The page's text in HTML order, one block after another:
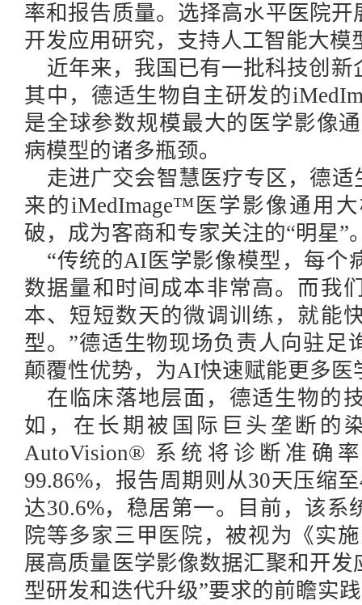
率和报告质量。选择高水平医院
开发应用研究，支持人工智能大模
近年来，我国已有一批科技创新
其中，德适生物自主研发的
是全球参数规模最大的医学影像
病模型的诸多瓶颈。
走进广交会智慧医疗专区，德
来的iMedImage™医学影像通用
破，成为客商和专家关注的“明星”
“传统的AI医学影像模型，每个
数据量和时间成本非常高。而我
本、短短数天的微调训练，就能
型。”德适生物现场负责人向驻足
颠覆性优势， 为AI快速赋能更多医
在临床落地层面，德适生物的
如，在长期被国际巨头垄断的
AutoVision® 系统将诊断准确
99.86%，报告周期则从30天压缩
达30.6%，稳居第一。目前，该
院等多家三甲医院，被视为《实
展高质量医学影像数据汇聚和开
型研发和迭代升级”要求的前瞻实